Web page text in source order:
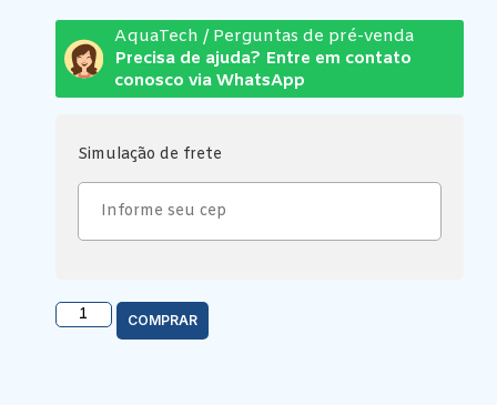
AquaTech / Perguntas de pré-venda
Precisa de ajuda? Entre em contato
conosco via WhatsApp
Simulação de frete
COMPRAR